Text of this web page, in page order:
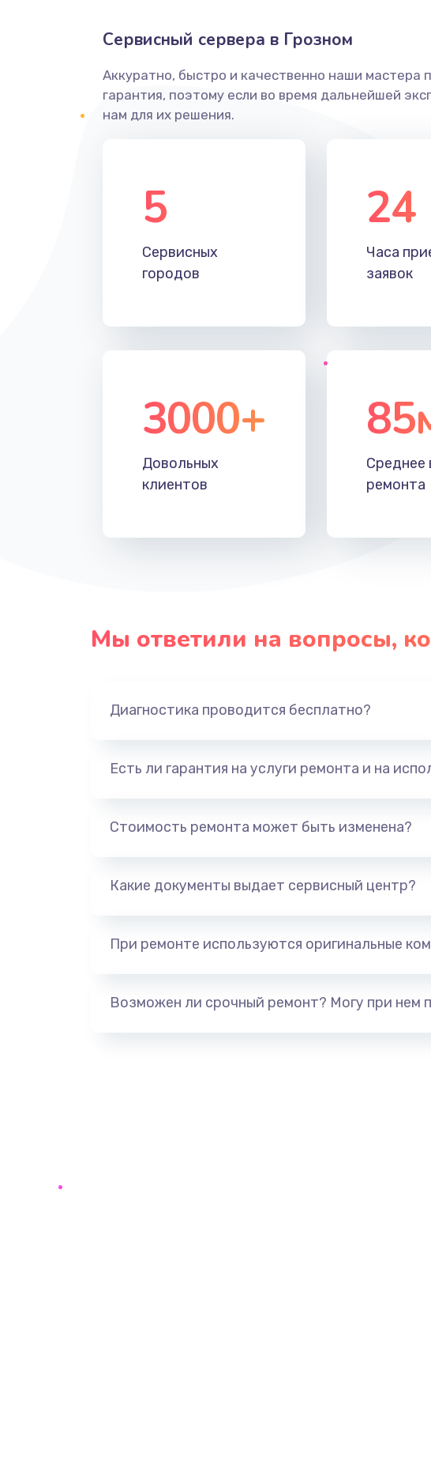
Сервисный сервера в Грозном
Аккуратно, быстро и качественно наши мастера
гарантия, поэтому если во время дальнейшей
нам для их решения.
5
Сервисных
городов
24
Часа
заявок
3000+
Довольных
клиентов
Среднее
ремонта
Мы ответили на вопросы,
Диагностика проводится бесплатно?
Есть ли гарантия на услуги ремонта и на
Стоимость ремонта может быть изменена?
Какие документы выдает сервисный центр?
При ремонте используются оригинальные
Возможен ли срочный ремонт? Могу при нем